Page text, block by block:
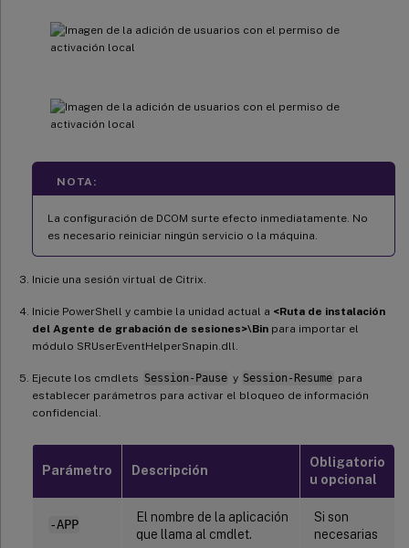
NOTA:
La configuración de DCOM surte efecto inmediatamente. No
es necesario reiniciar ningún servicio o la máquina.
Inicie una sesión virtual de Citrix.
Inicie PowerShell y cambie la unidad actual a <Ruta de instalación
del Agente de grabación de sesiones>\Bin para importar el
módulo SRUserEventHelperSnapin.dll.
Ejecute los cmdlets Session-Pause y Session-Resume para
establecer parámetros para activar el bloqueo de información
confidencial.
Parámetro Descripción
Obligatorio
u opcional
-APP
El nombre de la aplicación
que llama al cmdlet.
Si son
necesarias